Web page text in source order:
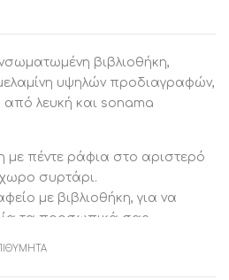
βιβλιοθήκη,
υψηλών προδιαγραφών,
από λευκή και sonama
με πέντε ράφια στο αριστερό
συρτάρι.
με βιβλιοθήκη, για να
τα προσωπικά σας